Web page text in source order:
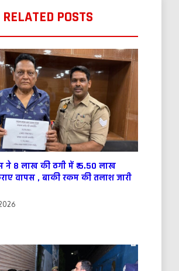
RELATED POSTS
ने 8 लाख की ठगी में ₹ 5.50 लाख
वापस , बाकी रकम की तलाश जारी